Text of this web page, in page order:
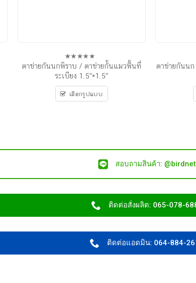
0
out
ตาข่ายกันนกพิราบ / ตาข่ายกั้นแมวพื้นที่
ระเบียง 1.5″*1.5″
เลือกรูปแบบ
ตาข่ายกันนก
สอบถามสินค้า: @birdnet
ติดต่อสั่งผลิต: 065-078-
ติดต่อแอดมิน: 064-884-